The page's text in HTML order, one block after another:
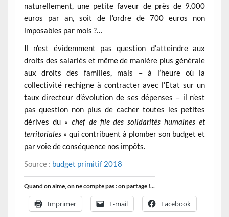
naturellement, une petite faveur de près de 9.000
euros par an, soit de l’ordre de 700 euros non
imposables par mois ?…
Il n’est évidemment pas question d’atteindre aux
droits des salariés et même de manière plus générale
aux droits des familles, mais – à l’heure où la
collectivité rechigne à contracter avec l’Etat sur un
taux directeur d’évolution de ses dépenses – il n’est
pas question non plus de cacher toutes les petites
dérives du « chef de file des solidarités humaines et
territoriales» qui contribuent à plomber son budget et
par voie de conséquence nos impôts.
Source : budget primitif 2018
Quand on aime, on ne compte pas : on partage !...
Imprimer E-mail Facebook